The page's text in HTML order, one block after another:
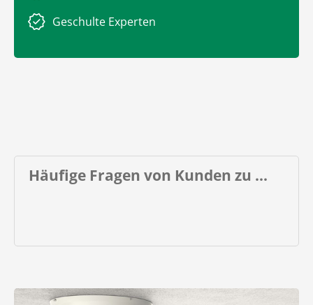
Geschulte Experten
Häufige Fragen von Kunden zu ...